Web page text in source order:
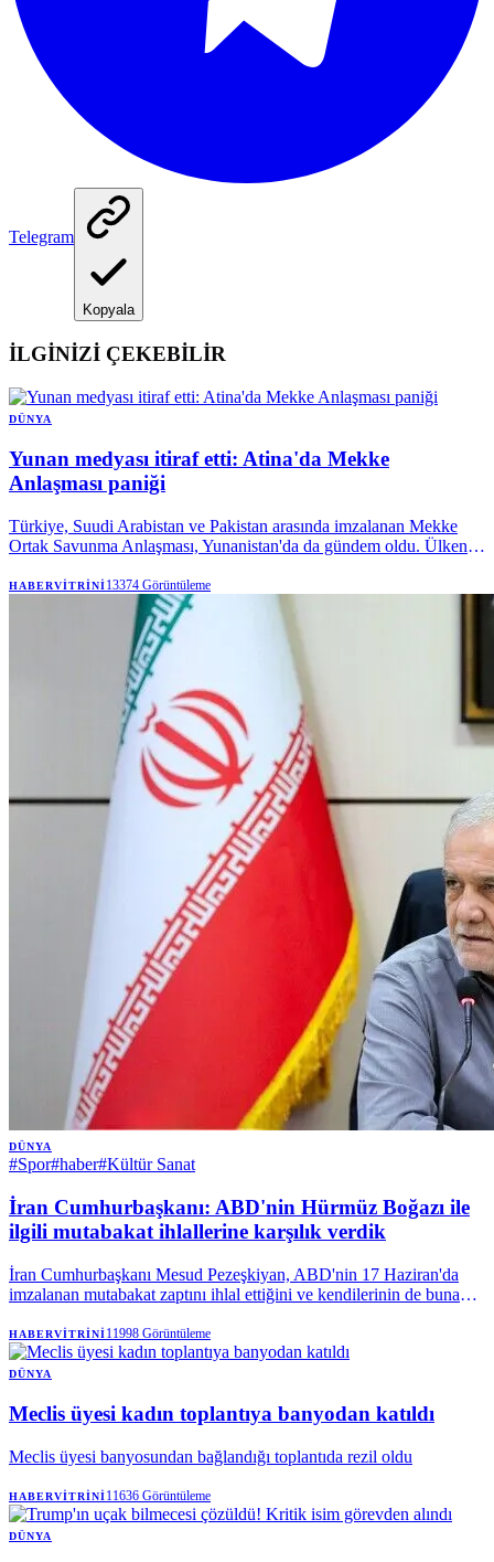
Telegram
Kopyala
İLGİNİZİ ÇEKEBİLİR
DÜNYA
Yunan medyası itiraf etti: Atina'da Mekke
Anlaşması paniği
Türkiye, Suudi Arabistan ve Pakistan arasında imzalanan Mekke
Ortak Savunma Anlaşması, Yunanistan'da da gündem oldu. Ülkenin
rahatsız ettiğini" yazarken, savunma yükümlülükleri ve Hindistan-
Orta Doğu-Avrupa Ekonomik Koridoru (IMEC) projesi açısından
olumsuz sonuçlar doğurabileceğini öne sürdü.
HABERVITRINI13374 Görüntüleme
DÜNYA
#Spor#haber#Kültür Sanat
İran Cumhurbaşkanı: ABD'nin Hürmüz Boğazı ile
ilgili mutabakat ihlallerine karşılık verdik
İran Cumhurbaşkanı Mesud Pezeşkiyan, ABD'nin 17 Haziran'da
imzalanan mutabakat zaptını ihlal ettiğini ve kendilerinin de buna
HABERVITRINI11998 Görüntüleme
DÜNYA
Meclis üyesi kadın toplantıya banyodan katıldı
Meclis üyesi banyosundan bağlandığı toplantıda rezil oldu
HABERVITRINI11636 Görüntüleme
DÜNYA